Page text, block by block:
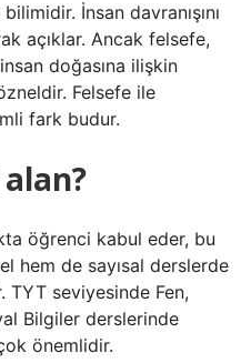
İnsan davranışını
açıklar. Ancak felsefe,
doğasına ilişkin
Felsefe ile
fark budur.
öğrenci kabul eder, bu
hem de sayısal derslerde
TYT seviyesinde Fen,
Bilgiler derslerinde
önemlidir.